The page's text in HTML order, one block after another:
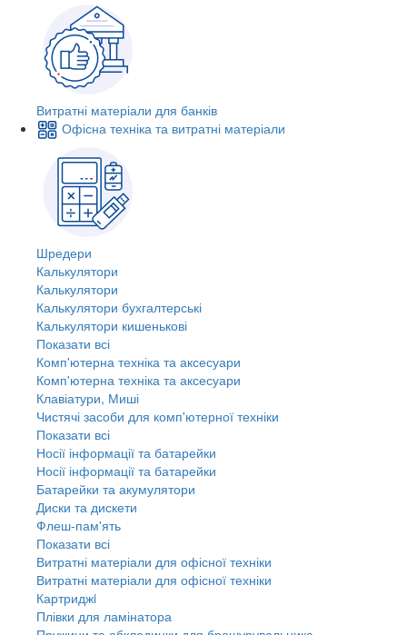
Витратні матеріали для банків
Офісна техніка та витратні матеріали
Шредери
Калькулятори
Калькулятори
Калькулятори бухгалтерські
Калькулятори кишенькові
Показати всі
Комп'ютерна техніка та аксесуари
Комп'ютерна техніка та аксесуари
Клавіатури, Миші
Чистячі засоби для комп'ютерної техніки
Показати всі
Носії інформації та батарейки
Носії інформації та батарейки
Батарейки та акумулятори
Диски та дискети
Флеш-пам'ять
Показати всі
Витратні матеріали для офісної техніки
Витратні матеріали для офісної техніки
Картриджi
Плівки для ламінатора